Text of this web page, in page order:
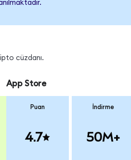
cüzdanı.
App Store
Puan
4.7
İndirme
50M+